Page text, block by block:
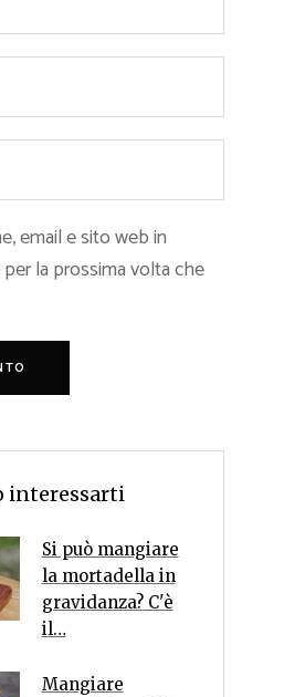
email e sito web in
la prossima volta che
interessarti
Si può mangiare
la mortadella in
gravidanza? C'è
il…
Mangiare